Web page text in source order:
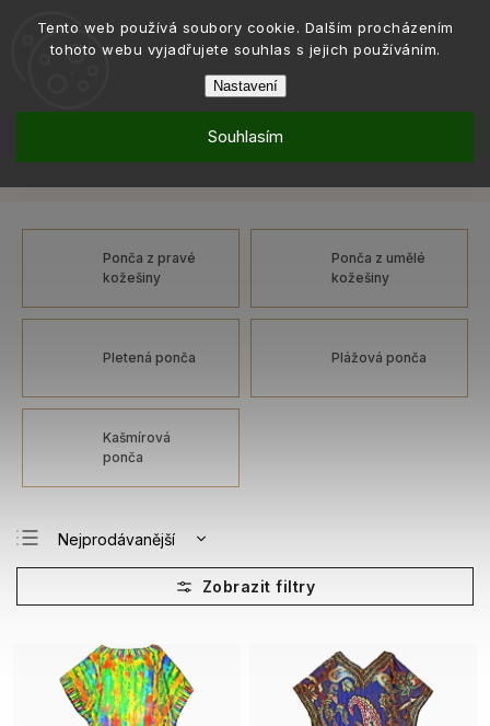
Tento web používá soubory cookie. Dalším procházením
tohoto webu vyjadřujete souhlas s jejich používáním.
Nastavení
Souhlasím
/
Ponča z pravé
kožešiny
Ponča z umělé
kožešiny
Pletená ponča Plážová ponča
Kašmírová
ponča
Nejprodávanější
Nejlevnější
Nejdražší
Abecedně